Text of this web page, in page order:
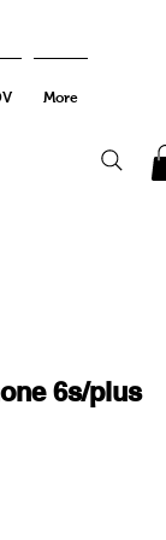
More
6s/plus